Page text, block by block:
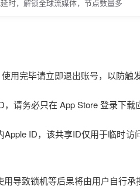
时，解锁全球流媒体，节点数量多
用完毕请立即退出账号，以防触
，请务必只在 App Store 登录下
ID，该共享ID仅用于临时
导致锁机等后果将由用户自行承